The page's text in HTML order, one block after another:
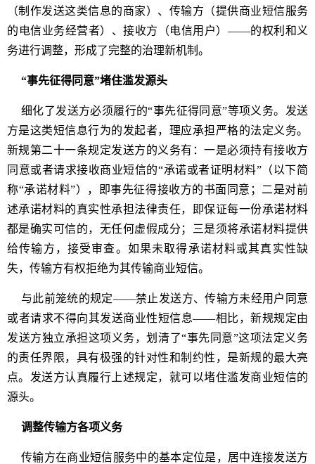
（制作发送这类信息的商家）、传输方（提供商业短信服务
的电信业务经营者）、接收方（电信用户）——的权利和义
务进行调整，形成了完整的治理新机制。
“事先征得同意”堵住滥发源头
细化了发送方必须履行的“事先征得同意”等项义务。发送
方是这类短信息行为的发起者，理应承担严格的法定义务。
新规第二十一条规定发送方的义务有：一是必须持有接收方
同意或者请求接收商业短信的“承诺或者证明材料”（以下简
称“承诺材料”），即事先征得接收方的书面同意；二是对前
述承诺材料的真实性承担法律责任，即保证每一份承诺材料
都是确实可信的，无任何虚假成分；三是须将承诺材料提供
给传输方，接受审查。如果未取得承诺材料或其真实性缺
失，传输方有权拒绝为其传输商业短信。
与此前笼统的规定——禁止发送方、传输方未经用户同意
或者请求不得向其发送商业性短信息——相比，新规规定由
发送方独立承担这项义务，划清了“事先同意”这项法定义务
的责任界限，具有极强的针对性和制约性，是新规的最大亮
点。发送方认真履行上述规定，就可以堵住滥发商业短信的
源头。
调整传输方各项义务
传输方在商业短信服务中的基本定位是，居中连接发送方